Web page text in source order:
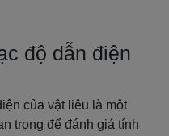
độ dẫn điện
của vật liệu là một
trọng để đánh giá tính